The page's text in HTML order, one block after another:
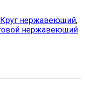
Круг нержавеющий,
нержавеющий